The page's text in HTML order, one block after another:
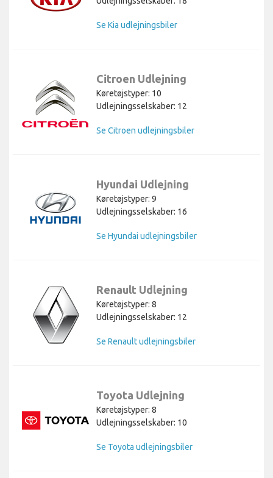
Se Kia udlejningsbiler
Citroen Udlejning
Køretøjstyper: 10
Udlejningsselskaber: 12
Se Citroen udlejningsbiler
Hyundai Udlejning
Køretøjstyper: 9
Udlejningsselskaber: 16
Se Hyundai udlejningsbiler
Renault Udlejning
Køretøjstyper: 8
Udlejningsselskaber: 12
Se Renault udlejningsbiler
Toyota Udlejning
Køretøjstyper: 8
Udlejningsselskaber: 10
Se Toyota udlejningsbiler